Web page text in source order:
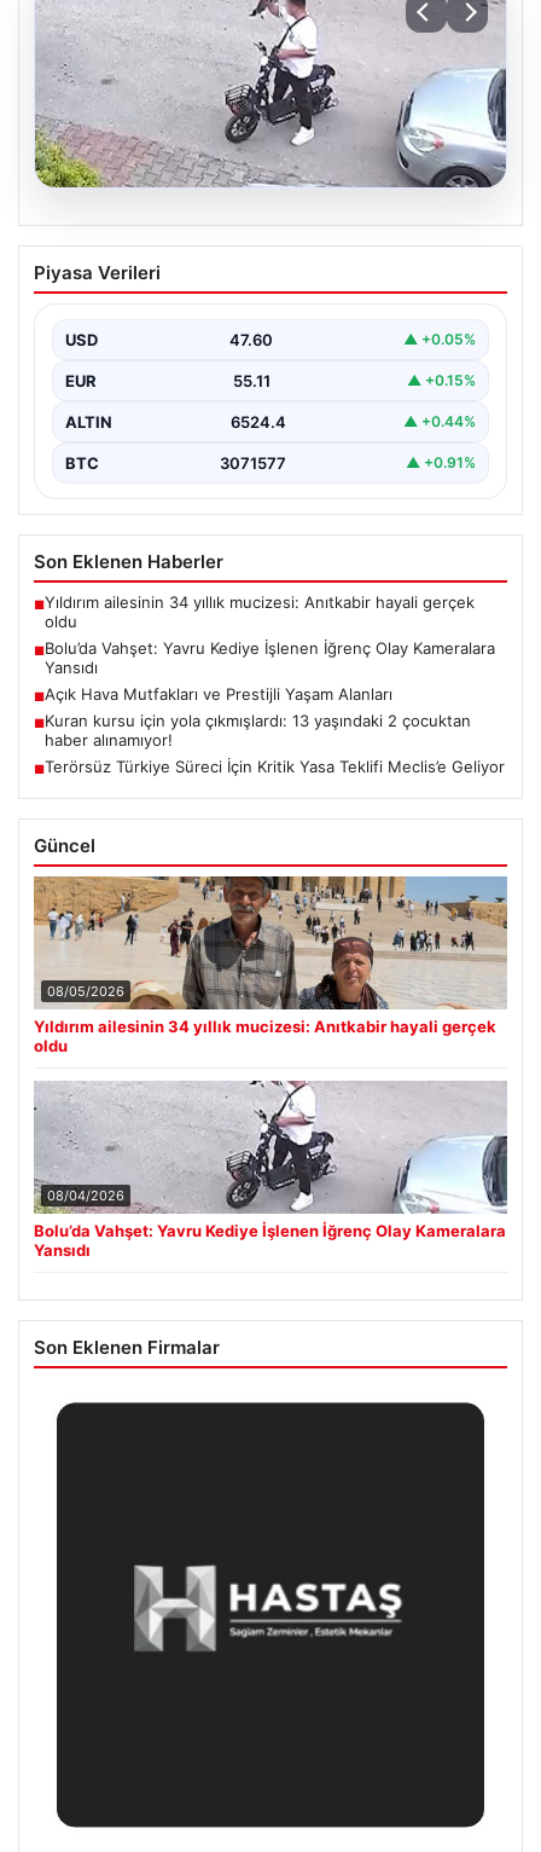
Bolu’da Vahşet: Yavru Kediye İşlenen
İğrenç Olay Kameralara Yansıdı
günlerde meydana gelen korkutucu olay, bölgedeki
sakinleri derinden sarstı. Elektrikli…
Piyasa Verileri
USD 47.60 ▲ +0.05%
EUR 55.11 ▲ +0.15%
ALTIN 6524.4 ▲ +0.44%
BTC 3071577 ▲ +0.91%
Son Eklenen Haberler
■Yıldırım ailesinin 34 yıllık mucizesi: Anıtkabir hayali gerçek
oldu
■Bolu’da Vahşet: Yavru Kediye İşlenen İğrenç Olay Kameralara
Yansıdı
■Açık Hava Mutfakları ve Prestijli Yaşam Alanları
■Kuran kursu için yola çıkmışlardı: 13 yaşındaki 2 çocuktan
haber alınamıyor!
■Terörsüz Türkiye Süreci İçin Kritik Yasa Teklifi Meclis’e Geliyor
Güncel
08/05/2026
Yıldırım ailesinin 34 yıllık mucizesi: Anıtkabir hayali gerçek
oldu
08/04/2026
Bolu’da Vahşet: Yavru Kediye İşlenen İğrenç Olay Kameralara
Yansıdı
Son Eklenen Firmalar